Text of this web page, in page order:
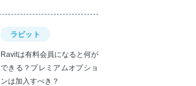
ラビット
Ravitは有料会員になると何が
できる？プレミアムオプショ
ンは加入すべき？